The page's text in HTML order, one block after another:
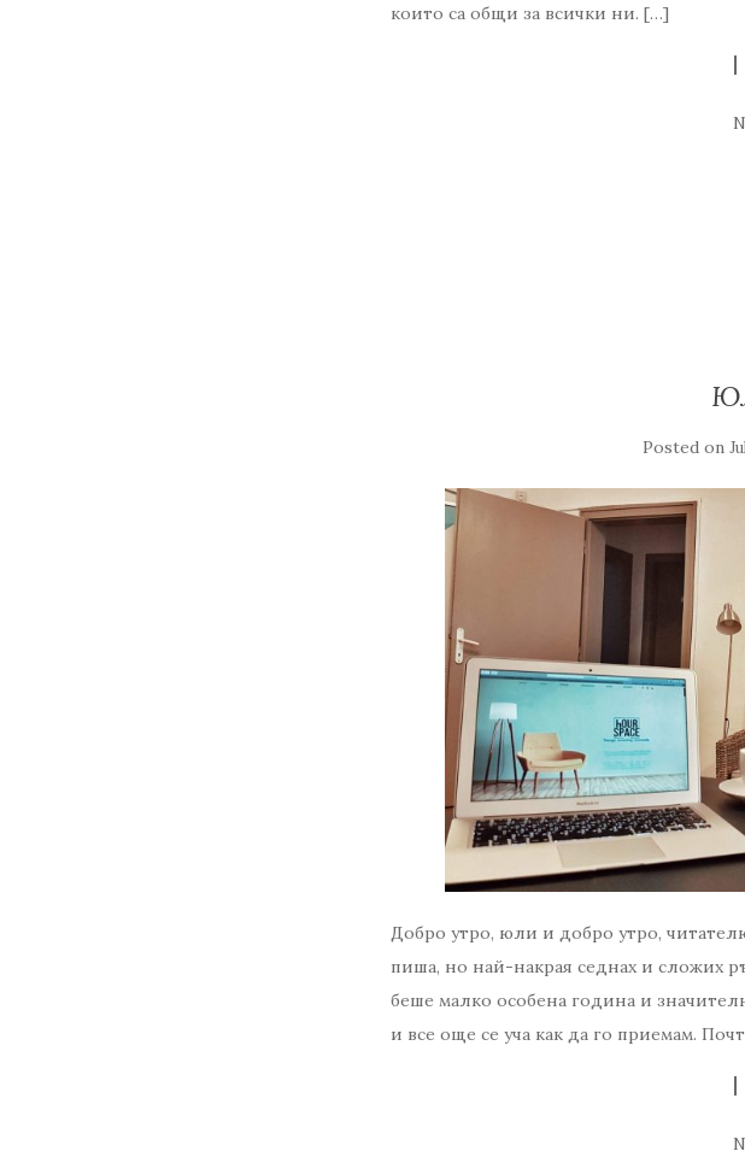
които са общи за всички ни. […]
Posted on
Добро утро, юли и добро утро,
пиша, но най-накрая седнах и сложих
беше малко особена година и
и все още се уча как да го приемам.